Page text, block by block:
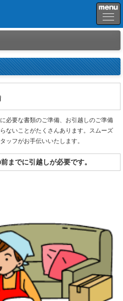
必要な書類のご準備、お引越しのご準備
ないことがたくさんあります。スムーズ
ッフがお手伝いいたします。
までに引越しが必要です。